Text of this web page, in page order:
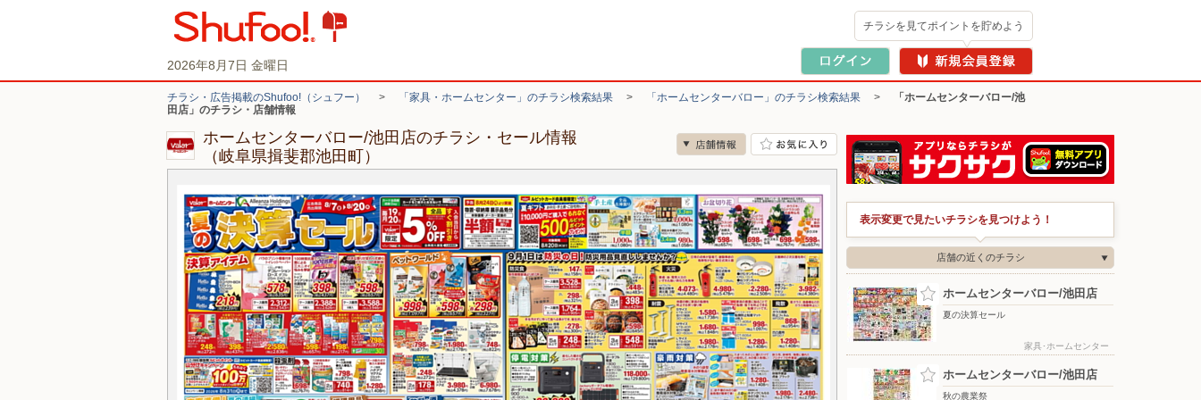
2026年8月7日 金曜日
チラシを見てポイントを貯めよう
チラシ・広告掲載のShufoo!（シュフー） > 「家具・ホームセンター」のチラシ検索結果 > 「ホームセンターバロー」のチラシ検索結果 >
「ホームセンターバロー/池
田店」のチラシ・店舗情報
ホームセンターバロー/池田店のチラシ・セール情報
（岐阜県揖斐郡池田町）
表示変更で見たいチラシを見つけよう！
店舗の近くのチラシ
ホームセンターバロー/池田店
夏の決算セール
家具･ホームセンター
ホームセンターバロー/池田店
秋の農業祭